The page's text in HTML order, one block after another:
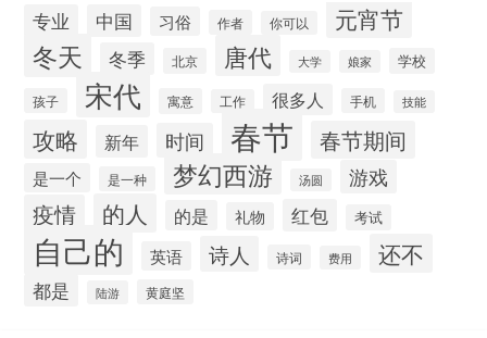
专业 中国 习俗 作者 你可以 元宵节
冬天 冬季 北京 唐代 大学 娘家 学校
孩子 宋代 寓意 工作 很多人 手机 技能
攻略 新年 时间 春节 春节期间
是一个 是一种 梦幻西游 汤圆 游戏
疫情 的人 的是 礼物 红包 考试
自己的 英语 诗人 诗词 费用 还不
都是 陆游 黄庭坚